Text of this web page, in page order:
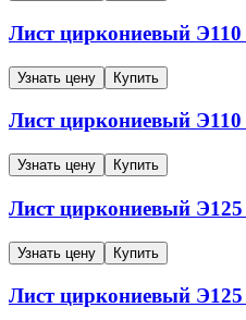
Лист циркониевый Э110
Узнать цену Купить
Лист циркониевый Э110
Узнать цену Купить
Лист циркониевый Э125
Узнать цену Купить
Лист циркониевый Э125